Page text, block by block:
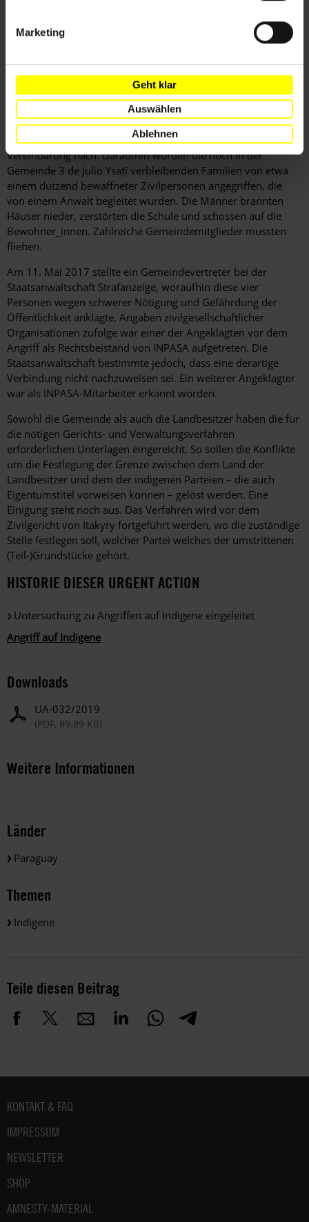
Marketing
Geht klar
Auswählen
Ablehnen
Mitglieder der Gemeinde anhängig waren, während die
Gemeindemitglieder versprachen, sich friedlich und endgültig
zurückzuziehen. Nach der Unterzeichnung verpflichteten die
Beschwerdeführer alle Gemeindemitglieder, die Vereinbarung
einzuhalten, die sie freiwillig geschlossen hatten.
Am 7. Mai 2017 verließen ein führendes Gemeindemitglied
und mehrere Familien das Land und kamen damit der
Vereinbarung nach. Daraufhin wurden die noch in der
Gemeinde 3 de Julio Ysatî verbleibenden Familien von etwa
einem dutzend bewaffneter Zivilpersonen angegriffen, die
von einem Anwalt begleitet wurden. Die Männer brannten
Häuser nieder, zerstörten die Schule und schossen auf die
Bewohner_innen. Zahlreiche Gemeindemitglieder mussten
fliehen.
Am 11. Mai 2017 stellte ein Gemeindevertreter bei der
Staatsanwaltschaft Strafanzeige, woraufhin diese vier
Personen wegen schwerer Nötigung und Gefährdung der
Öffentlichkeit anklagte. Angaben zivilgesellschaftlicher
Organisationen zufolge war einer der Angeklagten vor dem
Angriff als Rechtsbeistand von INPASA aufgetreten. Die
Staatsanwaltschaft bestimmte jedoch, dass eine derartige
Verbindung nicht nachzuweisen sei. Ein weiterer Angeklagter
war als INPASA-Mitarbeiter erkannt worden.
Sowohl die Gemeinde als auch die Landbesitzer haben die für
die nötigen Gerichts- und Verwaltungsverfahren
erforderlichen Unterlagen eingereicht. So sollen die Konflikte
um die Festlegung der Grenze zwischen dem Land der
Landbesitzer und dem der indigenen Parteien – die auch
Eigentumstitel vorweisen können – gelöst werden. Eine
Einigung steht noch aus. Das Verfahren wird vor dem
Zivilgericht von Itakyry fortgeführt werden, wo die zuständige
Stelle festlegen soll, welcher Partei welches der umstrittenen
(Teil-)Grundstücke gehört.
HISTORIE DIESER URGENT ACTION
Untersuchung zu Angriffen auf Indigene eingeleitet
Angriff auf Indigene
Downloads
UA-032/2019
(PDF, 89.89 KB)
Weitere Informationen
Länder
Paraguay
Themen
Indigene
Teile diesen Beitrag
Fußbereich
KONTAKT & FAQ
IMPRESSUM
NEWSLETTER
SHOP
AMNESTY-MATERIAL